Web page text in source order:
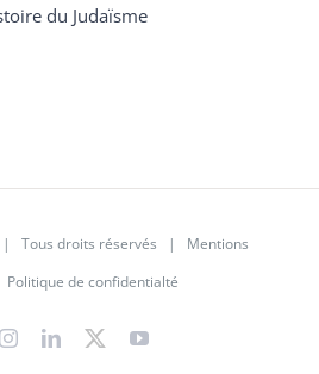
du Judaïsme
| Tous droits réservés | Mentions
Politique de confidentialté
InstagramLinkedIn
X YouTube